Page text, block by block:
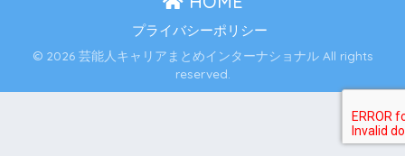
プライバシーポリシー
© 2026 芸能人キャリアまとめインターナショナル All rights
reserved.